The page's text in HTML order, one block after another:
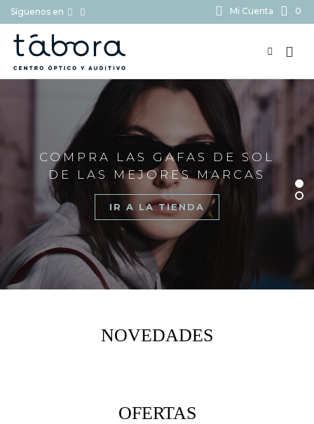
Síguenos en Mi Cuenta 0
COMPRA LAS GAFAS DE SOL
DE LAS MEJORES MARCAS
IR A LA TIENDA
NOVEDADES
OFERTAS